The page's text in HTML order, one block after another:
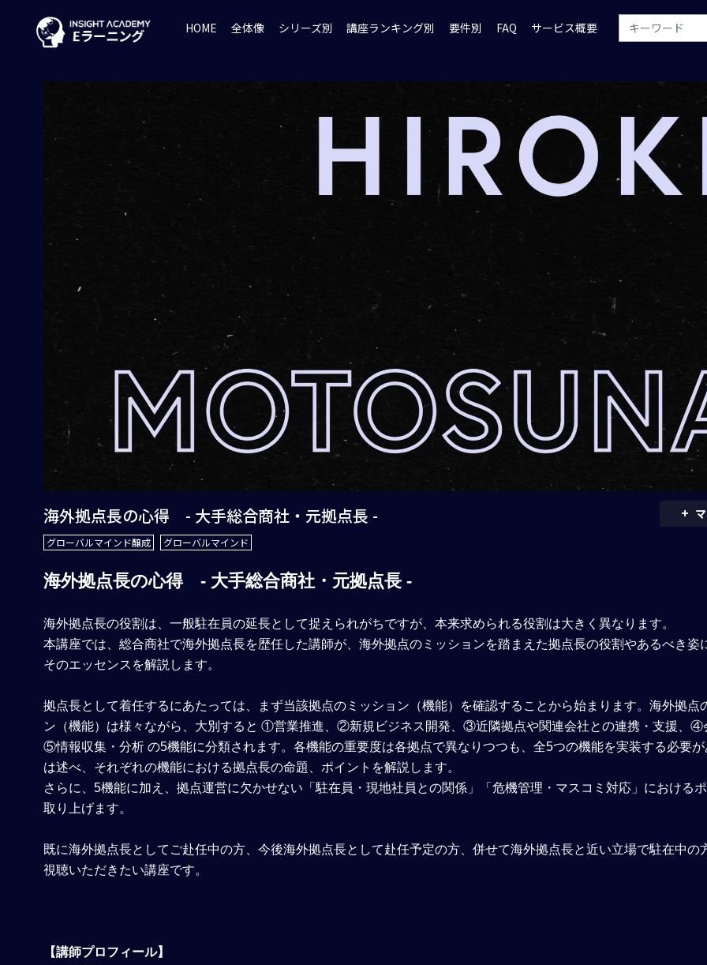
HOME 全体像 シリーズ別 講座ランキング別 要件別 FAQ サービス概要
+
海外拠点長の心得 - 大手総合商社・元拠点長 -
グローバルマインド醸成 グローバルマインド
海外拠点長の心得 - 大手総合商社・元拠点長 -
海外拠点長の役割は、一般駐在員の延長として捉えられがちですが、本来求められる役割は大きく異なります。
本講座では、総合商社で海外拠点長を歴任した講師が、海外拠点のミッションを踏まえた拠点長の役割やあるべき姿
そのエッセンスを解説します。
拠点長として着任するにあたっては、まず当該拠点のミッション（機能）を確認することから始まります。海外拠点
ン（機能）は様々ながら、大別すると ①営業推進、②新規ビジネス開発、③近隣拠点や関連会社との連携・支援、④
⑤情報収集・分析 の5機能に分類されます。各機能の重要度は各拠点で異なりつつも、全5つの機能を実装する必要が
は述べ、それぞれの機能における拠点長の命題、ポイントを解説します。
さらに、5機能に加え、拠点運営に欠かせない「駐在員・現地社員との関係」「危機管理・マスコミ対応」における
取り上げます。
既に海外拠点長としてご赴任中の方、今後海外拠点長として赴任予定の方、併せて海外拠点長と近い立場で駐在中の
視聴いただきたい講座です。
【講師プロフィール】